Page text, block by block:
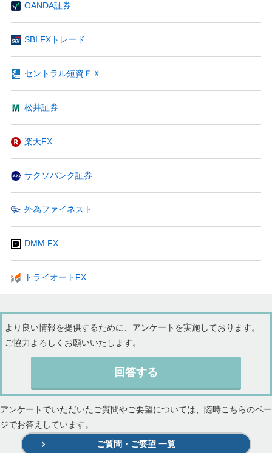
OANDA証券
SBI FXトレード
セントラル短資ＦＸ
松井証券
楽天FX
サクソバンク証券
外為ファイネスト
DMM FX
トライオートFX
より良い情報を提供するために、アンケートを実施しております。
ご協力よろしくお願いいたします。
回答する
アンケートでいただいたご質問やご要望については、随時こちらのペー
ジでお答えしています。
ご質問・ご要望 一覧